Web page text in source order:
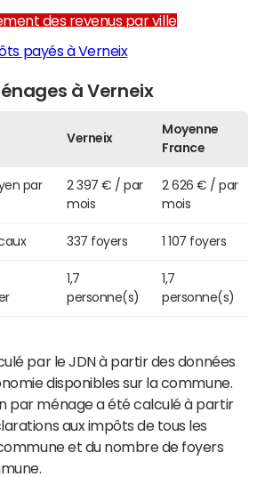
des revenus par ville
payés à Verneix
à Verneix
Verneix
Moyenne
France
par
2 397 € / par
mois
2 626 € / par
mois
337 foyers 1 107 foyers
1,7
personne(s)
1,7
personne(s)
par le JDN à partir des données
disponibles sur la commune.
par ménage a été calculé à partir
aux impôts de tous les
et du nombre de foyers